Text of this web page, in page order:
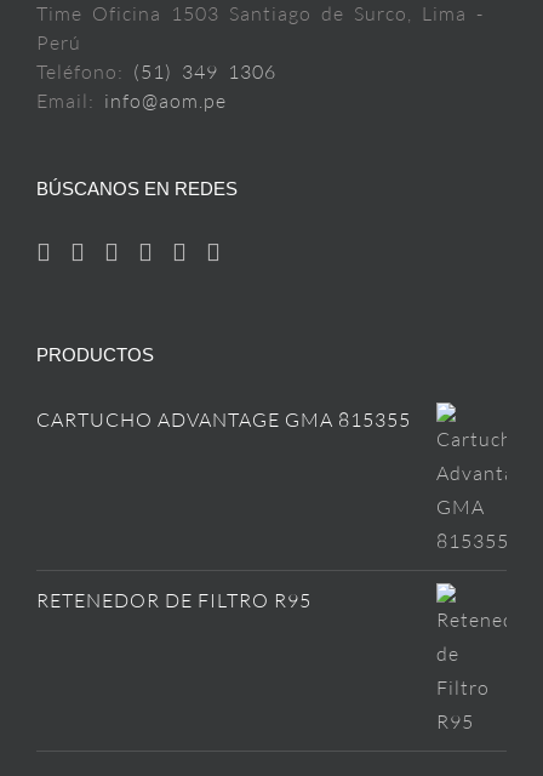
Time Oficina 1503 Santiago de Surco, Lima -
Perú
Teléfono: (51) 349 1306
Email: info@aom.pe
BÚSCANOS EN REDES
PRODUCTOS
CARTUCHO ADVANTAGE GMA 815355
RETENEDOR DE FILTRO R95